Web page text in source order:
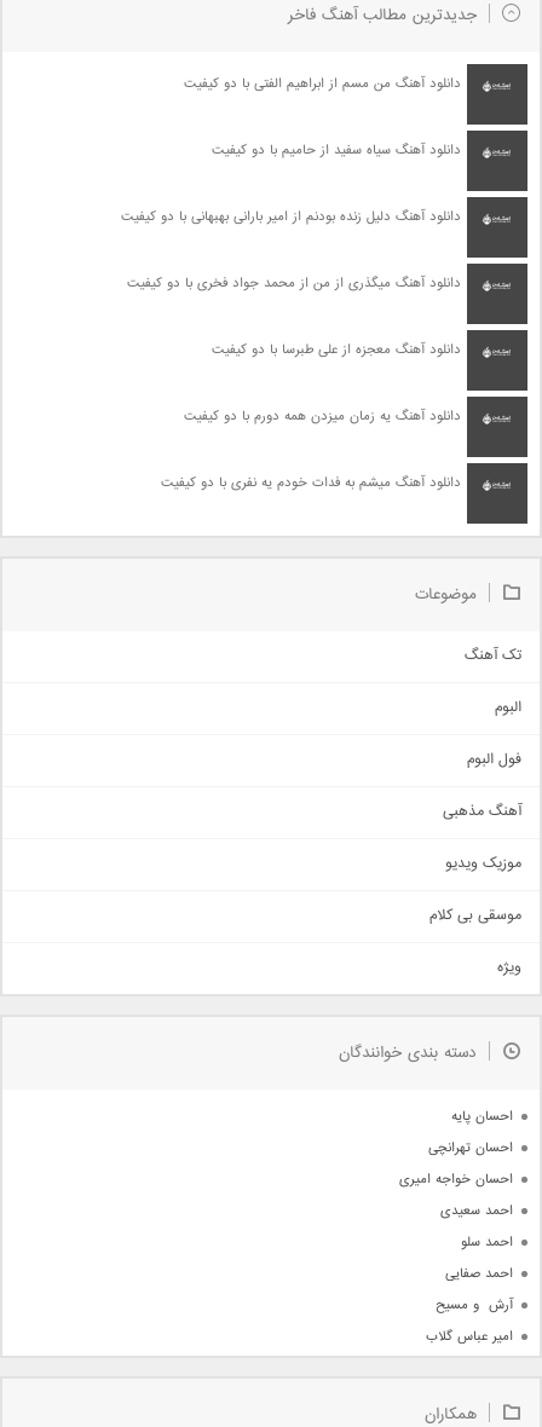
جدیدترین مطالب آهنگ فاخر
دانلود آهنگ من مسم از ابراهیم الفتی با دو کیفیت
دانلود آهنگ سیاه سفید از حامیم با دو کیفیت
دانلود آهنگ دلیل زنده بودنم از امیر بارانی بهبهانی با دو کیفیت
دانلود آهنگ میگذری از من از محمد جواد فخری با دو کیفیت
دانلود آهنگ معجزه از علی طبرسا با دو کیفیت
دانلود آهنگ یه زمان میزدن همه دورم با دو کیفیت
دانلود آهنگ میشم به فدات خودم یه نفری با دو کیفیت
موضوعات
تک آهنگ
اجتماعی
حماسی
سنتی
اهنگ بندرعباسی
دمو
مذهبی
جدیدترین ها
البوم
فول البوم
آهنگ مذهبی
موزیک ویدیو
موسقی بی کلام
ویژه
دسته بندی خوانندگان
احسان پایه
احسان تهرانچی
احسان خواجه امیری
احمد سعیدی
احمد سلو
احمد صفایی
آرش  و مسیح
امیر عباس گلاب
امیر علی
همکاران